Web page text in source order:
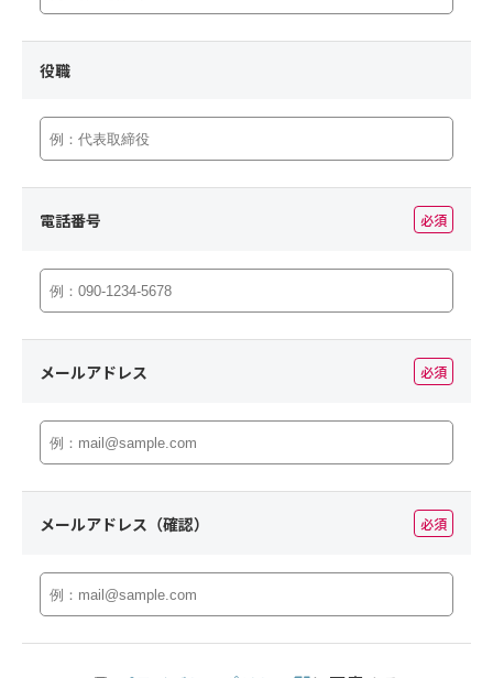
役職
電話番号 必須
メールアドレス 必須
メールアドレス（確認） 必須